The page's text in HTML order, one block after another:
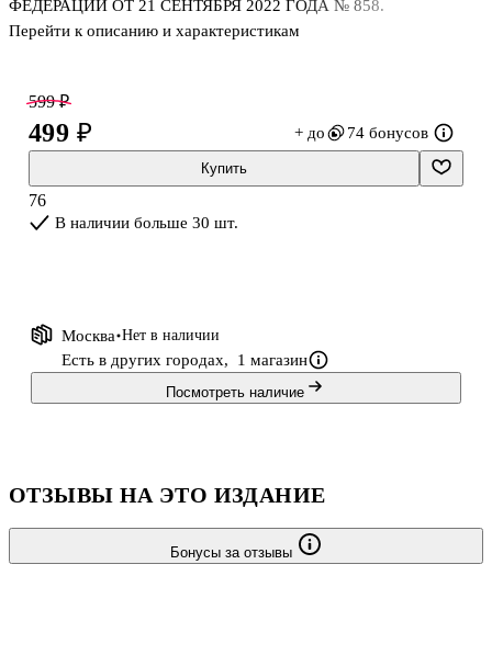
ФЕДЕРАЦИИ ОТ 21 СЕНТЯБРЯ 2022 ГОДА № 858.
организаций. В пособии представлен учебный материал,
соответствующий программе авторского курса "Математика и
конструирование" (авт. С.И. Волкова), который создаёт условия
для расширения, углубления и совершенствования
геометрических представлений, знаний и умений учащихся,
Перейти к описанию и характеристикам
599 ₽
499 ₽ + до 74 бонусов
Купить
76
В наличии больше 30 шт.
Москва Нет в наличии
Есть в других городах, 1 магазин
Посмотреть наличие
ОТЗЫВЫ НА ЭТО ИЗДАНИЕ
Бонусы за отзывы